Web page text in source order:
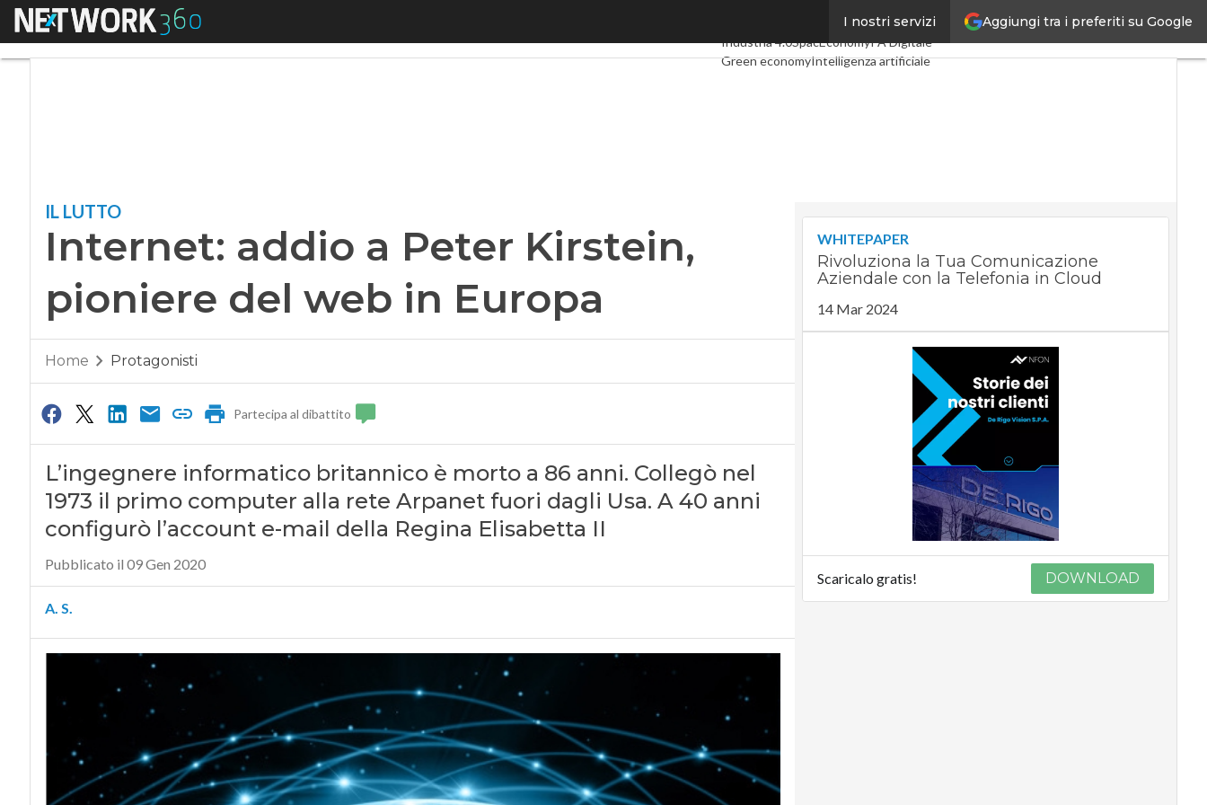
Aggiungi tra i preferiti su Google
I nostri servizi
Menu Digital EconomyTelco
Industria 4.0SpacEconomyPA Digitale
Green economyIntelligenza artificiale
IL LUTTO
Internet: addio a Peter Kirstein,
pioniere del web in Europa
Home Protagonisti
Partecipa al dibattito
L’ingegnere informatico britannico è morto a 86 anni. Collegò nel
1973 il primo computer alla rete Arpanet fuori dagli Usa. A 40 anni
configurò l’account e-mail della Regina Elisabetta II
Pubblicato il 09 Gen 2020
A. S.
WHITEPAPER
Rivoluziona la Tua Comunicazione
Aziendale con la Telefonia in Cloud
14 Mar 2024
Scaricalo gratis! DOWNLOAD